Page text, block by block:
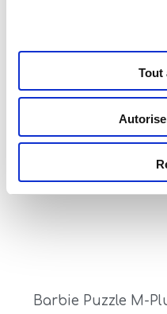
Tout
Barbie
Barbie Puzzle M-